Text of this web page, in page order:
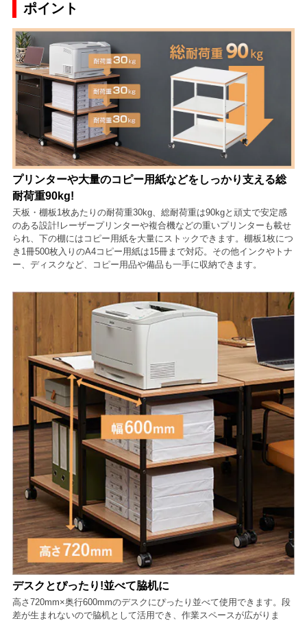
ポイント
プリンターや大量のコピー用紙などをしっかり支える総
耐荷重90kg!
天板・棚板1枚あたりの耐荷重30kg、総耐荷重は90kgと頑丈で安定感
のある設計!レーザープリンターや複合機などの重いプリンターも載せ
られ、下の棚にはコピー用紙を大量にストックできます。棚板1枚につ
き1冊500枚入りのA4コピー用紙は15冊まで対応。その他インクやトナ
ー、ディスクなど、コピー用品や備品も一手に収納できます。
デスクとぴったり!並べて脇机に
高さ720mm×奥行600mmのデスクにぴったり並べて使用できます。段
差が生まれないので脇机として活用でき、作業スペースが広がりま